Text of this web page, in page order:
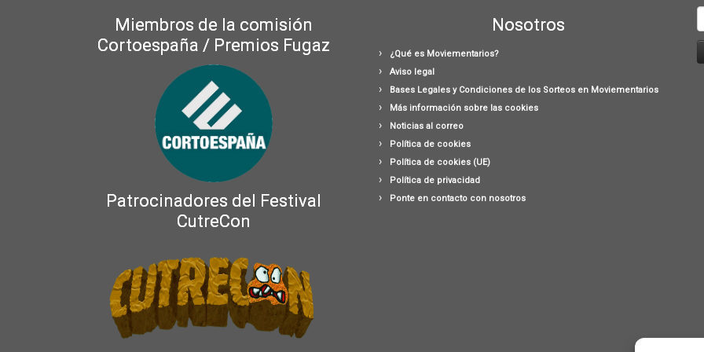
Miembros de la comisión
Cortoespaña / Premios Fugaz
Patrocinadores del Festival
CutreCon
Nosotros
¿Qué es Moviementarios?
Aviso legal
Bases Legales y Condiciones de los Sorteos en Moviementarios
Más información sobre las cookies
Noticias al correo
Política de cookies
Política de cookies (UE)
Política de privacidad
Ponte en contacto con nosotros